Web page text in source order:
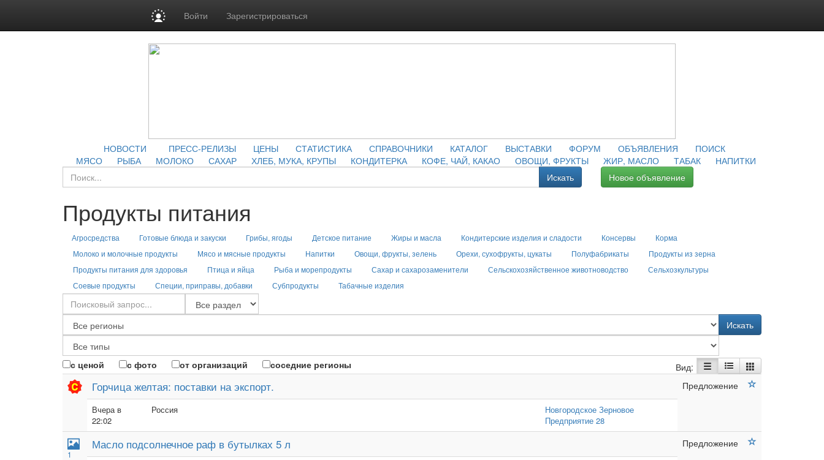
Войти Зарегистрироваться
НОВОСТИ ПРЕСС-РЕЛИЗЫ ЦЕНЫ СТАТИСТИКА СПРАВОЧНИКИ КАТАЛОГ ВЫСТАВКИ ФОРУМ ОБЪЯВЛЕНИЯ
ПОИСК
МЯСО
РЫБА МОЛОКО САХАР ХЛЕБ, МУКА, КРУПЫ КОНДИТЕРКА КОФЕ, ЧАЙ, КАКАО ОВОЩИ, ФРУКТЫ ЖИР, МАСЛО ТАБАК
НАПИТКИ
Искать
Новое объявление
Продукты питания
Агросредства Готовые блюда и закуски Грибы, ягоды Детское питание Жиры и масла Кондитерские изделия и сладости Консервы
Корма
Молоко и молочные продукты
Мясо и мясные продукты Напитки Овощи, фрукты, зелень Орехи, сухофрукты, цукаты Полуфабрикаты
Продукты из зерна
Продукты питания для здоровья
Птица и яйца Рыба и морепродукты Сахар и сахарозаменители Сельскохозяйственное животноводство
Сельхозкультуры
Соевые продукты
Специи, приправы, добавки Субпродукты Табачные изделия
Искать
с ценой с фото от организаций соседние регионы Вид:
Горчица желтая: поставки на экспорт. Предложение
Вчера в
22:02
Россия
Новгородское Зерновое
Предприятие 28
1
Масло подсолнечное раф в бутылках 5 л Предложение